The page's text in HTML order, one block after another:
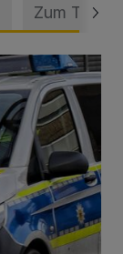
Zum Thema